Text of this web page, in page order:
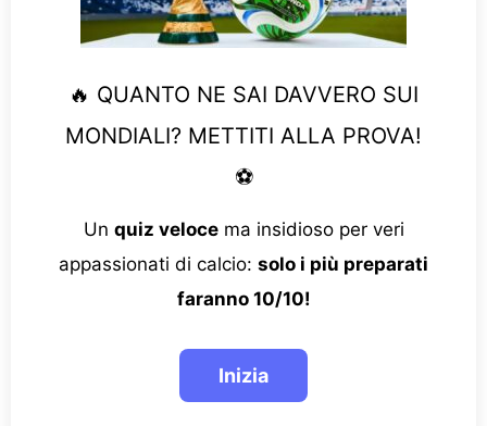
🔥 QUANTO NE SAI DAVVERO SUI
MONDIALI? METTITI ALLA PROVA!
⚽
Un quiz velocema insidioso per veri
appassionati di calcio: solo i più preparati
faranno 10/10!